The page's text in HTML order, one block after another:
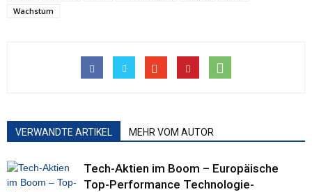
Wachstum
VERWANDTE ARTIKEL MEHR VOM AUTOR
Tech-Aktien im Boom – Europäische
Top-Performance Technologie-